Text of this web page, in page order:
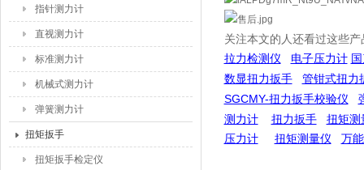
指针测力计
直视测力计
标准测力计
机械式测力计
弹簧测力计
扭矩扳手
扭矩扳手检定仪
关注本文的人还看过这些产
拉力检测仪
电子压力计
数显扭力扳手 管钳式扭力
SGCMY-扭力扳手校验仪
测力计
扭力扳手
扭矩测
压力计
扭矩测量仪 万